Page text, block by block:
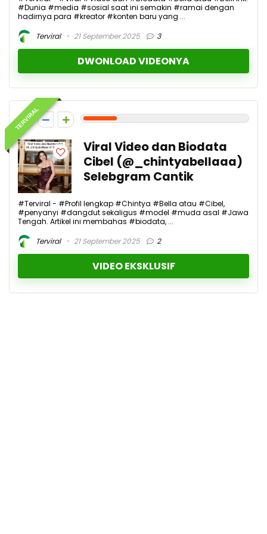
#Dunia #media #sosial saat ini semakin #ramai dengan
hadirnya para #kreator #konten baru yang ...
Terviral
21 September 2025 3
DWONLOAD VIDEONYA
TERVIRAL
2
Viral Video dan Biodata
Cibel (@_chintyabellaaa)
Selebgram Cantik
#Terviral - #Profil lengkap #Chintya #Bella atau #Cibel,
#penyanyi #dangdut sekaligus #model #muda asal #Jawa
Tengah. Artikel ini membahas #biodata, ...
Terviral
21 September 2025 2
VIDEO EKSKLUSIF